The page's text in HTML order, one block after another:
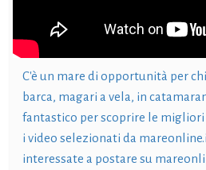
C'è un mare di opportunità per
barca, magari a vela, in
fantastico per scoprire le migliori
i video selezionati da
interessate a postare su